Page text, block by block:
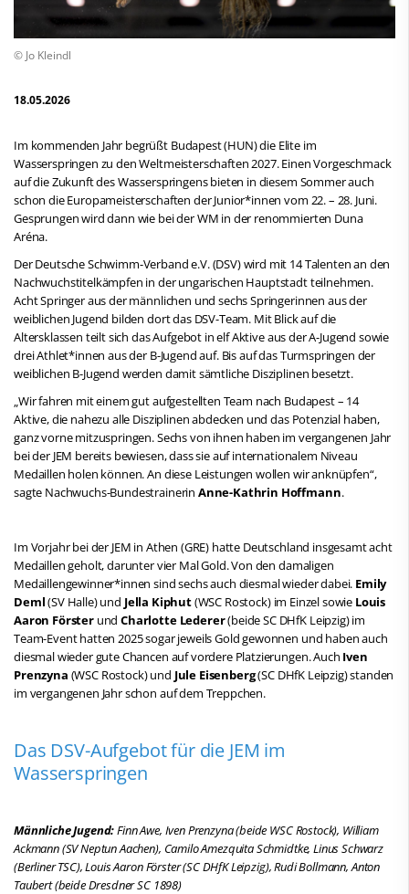
© Jo Kleindl
18.05.2026
Im kommenden Jahr begrüßt Budapest (HUN) die Elite im
Wasserspringen zu den Weltmeisterschaften 2027. Einen Vorgeschmack
auf die Zukunft des Wasserspringens bieten in diesem Sommer auch
schon die Europameisterschaften der Junior*innen vom 22. – 28. Juni.
Gesprungen wird dann wie bei der WM in der renommierten Duna
Aréna.
Der Deutsche Schwimm-Verband e.V. (DSV) wird mit 14 Talenten an den
Nachwuchstitelkämpfen in der ungarischen Hauptstadt teilnehmen.
Acht Springer aus der männlichen und sechs Springerinnen aus der
weiblichen Jugend bilden dort das DSV-Team. Mit Blick auf die
Altersklassen teilt sich das Aufgebot in elf Aktive aus der A-Jugend sowie
drei Athlet*innen aus der B-Jugend auf. Bis auf das Turmspringen der
weiblichen B-Jugend werden damit sämtliche Disziplinen besetzt.
„Wir fahren mit einem gut aufgestellten Team nach Budapest – 14
Aktive, die nahezu alle Disziplinen abdecken und das Potenzial haben,
ganz vorne mitzuspringen. Sechs von ihnen haben im vergangenen Jahr
bei der JEM bereits bewiesen, dass sie auf internationalem Niveau
Medaillen holen können. An diese Leistungen wollen wir anknüpfen“,
sagte Nachwuchs-Bundestrainerin Anne-Kathrin Hoffmann.
Im Vorjahr bei der JEM in Athen (GRE) hatte Deutschland insgesamt acht
Medaillen geholt, darunter vier Mal Gold. Von den damaligen
Medaillengewinner*innen sind sechs auch diesmal wieder dabei. Emily
Deml(SV Halle) und Jella Kiphut(WSC Rostock) im Einzel sowie Louis
Aaron FörsterundCharlotte Lederer(beide SC DHfK Leipzig) im
Team-Event hatten 2025 sogar jeweils Gold gewonnen und haben auch
diesmal wieder gute Chancen auf vordere Platzierungen. Auch Iven
Prenzyna (WSC Rostock) und Jule Eisenberg(SC DHfK Leipzig) standen
im vergangenen Jahr schon auf dem Treppchen.
Das DSV-Aufgebot für die JEM im
Wasserspringen
Männliche Jugend:Finn Awe, Iven Prenzyna (beide WSC Rostock), William
Ackmann (SV Neptun Aachen), Camilo Amezquita Schmidtke, Linus Schwarz
(Berliner TSC),Louis Aaron Förster (SC DHfK Leipzig),Rudi Bollmann, Anton
Taubert (beide Dresdner SC 1898)